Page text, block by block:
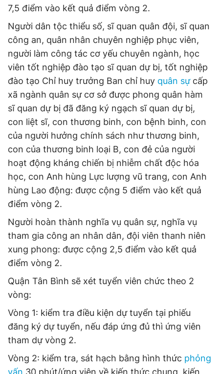
7,5 điểm vào kết quả điểm vòng 2.
Người dân tộc thiểu số, sĩ quan quân đội, sĩ quan
công an, quân nhân chuyên nghiệp phục viên,
người làm công tác cơ yếu chuyên ngành, học
viên tốt nghiệp đào tạo sĩ quan dự bị, tốt nghiệp
đào tạo Chỉ huy trưởng Ban chỉ huy quân sựcấp
xã ngành quân sự cơ sở được phong quân hàm
sĩ quan dự bị đã đăng ký ngạch sĩ quan dự bị,
con liệt sĩ, con thương binh, con bệnh binh, con
của người hưởng chính sách như thương binh,
con của thương binh loại B, con đẻ của người
hoạt động kháng chiến bị nhiễm chất độc hóa
học, con Anh hùng Lực lượng vũ trang, con Anh
hùng Lao động: được cộng 5 điểm vào kết quả
điểm vòng 2.
Người hoàn thành nghĩa vụ quân sự, nghĩa vụ
tham gia công an nhân dân, đội viên thanh niên
xung phong: được cộng 2,5 điểm vào kết quả
điểm vòng 2.
Quận Tân Bình sẽ xét tuyển viên chức theo 2
vòng:
Vòng 1: kiểm tra điều kiện dự tuyển tại phiếu
đăng ký dự tuyển, nếu đáp ứng đủ thì ứng viên
tham dự vòng 2.
Vòng 2: kiểm tra, sát hạch bằng hình thức phỏng
vấn 30 phút/ứng viên về kiến thức chung, kiến